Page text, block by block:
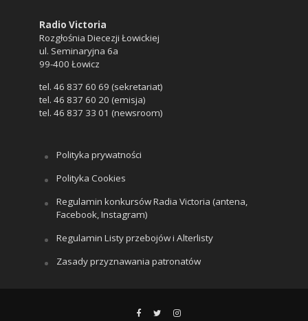
Radio Victoria
Rozgłośnia Diecezji Łowickiej
ul. Seminaryjna 6a
99-400 Łowicz
tel. 46 837 60 69 (sekretariat)
tel. 46 837 60 20 (emisja)
tel. 46 837 33 01 (newsroom)
Polityka prywatności
Polityka Cookies
Regulamin konkursów Radia Victoria (antena,
Facebook, Instagram)
Regulamin Listy przebojów i Alterlisty
Zasady przyznawania patronatów